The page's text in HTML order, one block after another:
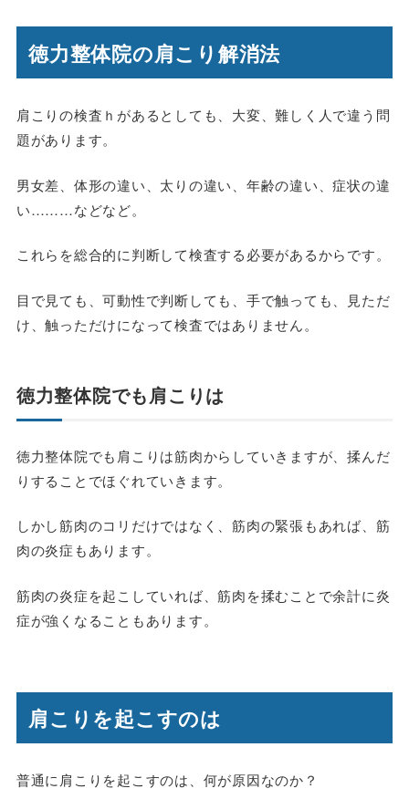
徳力整体院の肩こり解消法
肩こりの検査ｈがあるとしても、大変、難しく人で違う問
題があります。
男女差、体形の違い、太りの違い、年齢の違い、症状の違
い………などなど。
これらを総合的に判断して検査する必要があるからです。
目で見ても、可動性で判断しても、手で触っても、見ただ
け、触っただけになって検査ではありません。
徳力整体院でも肩こりは
徳力整体院でも肩こりは筋肉からしていきますが、揉んだ
りすることでほぐれていきます。
しかし筋肉のコリだけではなく、筋肉の緊張もあれば、筋
肉の炎症もあります。
筋肉の炎症を起こしていれば、筋肉を揉むことで余計に炎
症が強くなることもあります。
肩こりを起こすのは
普通に肩こりを起こすのは、何が原因なのか？